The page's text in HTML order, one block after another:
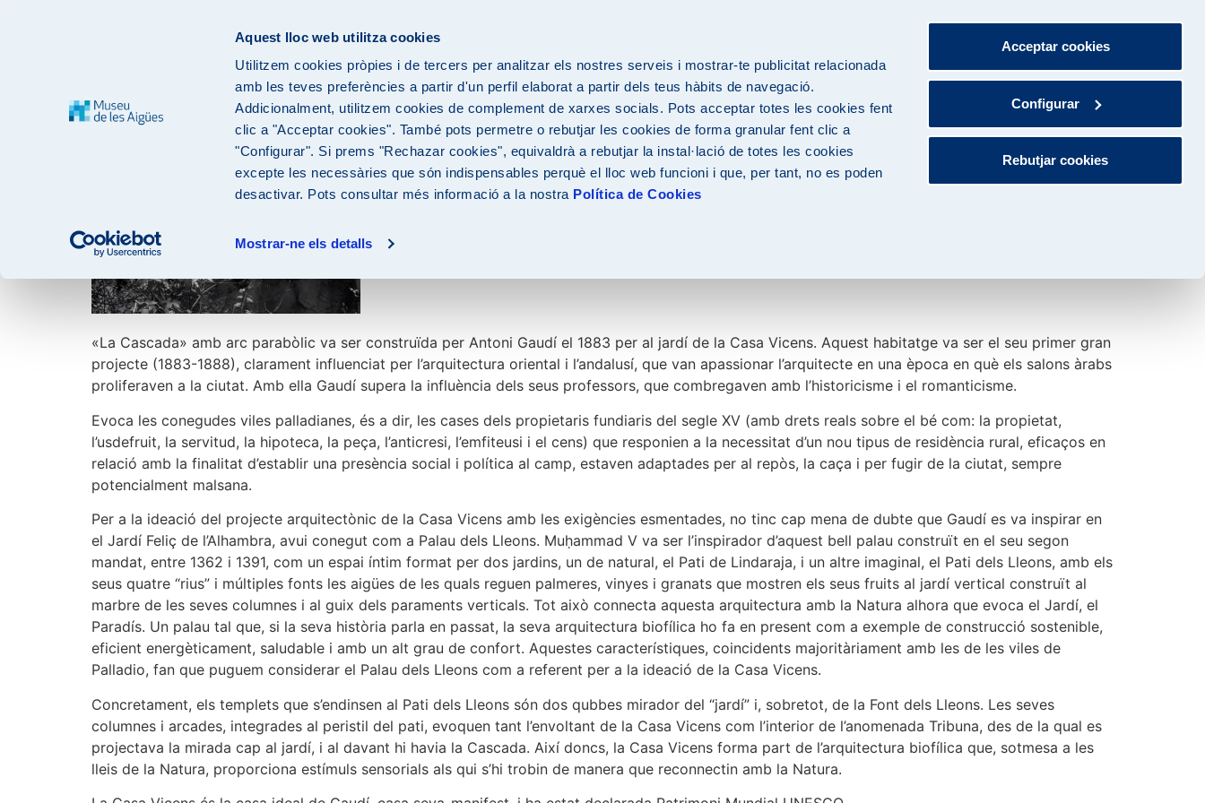
Aquest lloc web utilitza cookies
Utilitzem cookies pròpies i de tercers per analitzar els nostres serveis i mostrar-te publicitat relacionada
amb les teves preferències a partir d'un perfil elaborat a partir dels teus hàbits de navegació.
Addicionalment, utilitzem cookies de complement de xarxes socials. Pots acceptar totes les cookies fent
clic a "Acceptar cookies". També pots permetre o rebutjar les cookies de forma granular fent clic a
"Configurar". Si prems "Rechazar cookies", equivaldrà a rebutjar la instal·lació de totes les cookies
excepte les necessàries que són indispensables perquè el lloc web funcioni i que, per tant, no es poden
desactivar. Pots consultar més informació a la nostra Política de Cookies
Mostrar-ne els detalls
Acceptar cookies
Configurar
Rebutjar cookies
Canaló
«La Cascada» amb arc parabòlic va ser construïda per Antoni Gaudí el 1883 per al jardí de la Casa Vicens. Aquest habitatge va ser el seu primer gran
projecte (1883-1888), clarament influenciat per l’arquitectura oriental i l’andalusí, que van apassionar l’arquitecte en una època en què els salons àrabs
proliferaven a la ciutat. Amb ella Gaudí supera la influència dels seus professors, que combregaven amb l’historicisme i el romanticisme.
Evoca les conegudes viles palladianes, és a dir, les cases dels propietaris fundiaris del segle XV (amb drets reals sobre el bé com: la propietat,
l’usdefruit, la servitud, la hipoteca, la peça, l’anticresi, l’emfiteusi i el cens) que responien a la necessitat d’un nou tipus de residència rural, eficaços en
relació amb la finalitat d’establir una presència social i política al camp, estaven adaptades per al repòs, la caça i per fugir de la ciutat, sempre
potencialment malsana.
Per a la ideació del projecte arquitectònic de la Casa Vicens amb les exigències esmentades, no tinc cap mena de dubte que Gaudí es va inspirar en
el Jardí Feliç de l’Alhambra, avui conegut com a Palau dels Lleons. Muḥammad V va ser l’inspirador d’aquest bell palau construït en el seu segon
mandat, entre 1362 i 1391, com un espai íntim format per dos jardins, un de natural, el Pati de Lindaraja, i un altre imaginal, el Pati dels Lleons, amb els
seus quatre “rius” i múltiples fonts les aigües de les quals reguen palmeres, vinyes i granats que mostren els seus fruits al jardí vertical construït al
marbre de les seves columnes i al guix dels paraments verticals. Tot això connecta aquesta arquitectura amb la Natura alhora que evoca el Jardí, el
Paradís. Un palau tal que, si la seva història parla en passat, la seva arquitectura biofílica ho fa en present com a exemple de construcció sostenible,
eficient energèticament, saludable i amb un alt grau de confort. Aquestes característiques, coincidents majoritàriament amb les de les viles de
Palladio, fan que puguem considerar el Palau dels Lleons com a referent per a la ideació de la Casa Vicens.
Concretament, els templets que s’endinsen al Pati dels Lleons són dos qubbes mirador del “jardí” i, sobretot, de la Font dels Lleons. Les seves
columnes i arcades, integrades al peristil del pati, evoquen tant l’envoltant de la Casa Vicens com l’interior de l’anomenada Tribuna, des de la qual es
projectava la mirada cap al jardí, i al davant hi havia la Cascada. Així doncs, la Casa Vicens forma part de l’arquitectura biofílica que, sotmesa a les
lleis de la Natura, proporciona estímuls sensorials als qui s’hi trobin de manera que reconnectin amb la Natura.